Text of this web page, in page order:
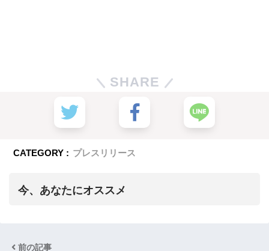
SHARE
CATEGORY : プレスリリース
今、あなたにオススメ
前の記事